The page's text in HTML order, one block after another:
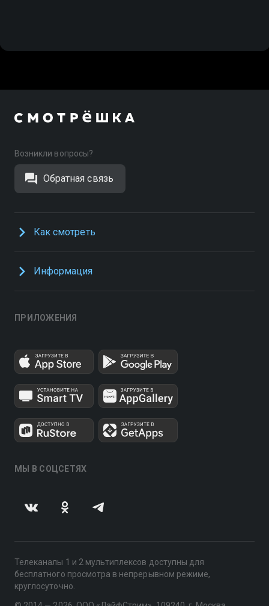
Возникли вопросы?
Обратная связь
Как смотреть
Информация
ПРИЛОЖЕНИЯ
МЫ В СОЦСЕТЯХ
Телеканалы 1 и 2 мультиплексов доступны для
бесплатного просмотра в непрерывном режиме,
круглосуточно.